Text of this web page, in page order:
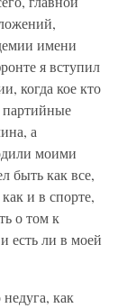
имени
я вступил
когда кое кто
партийные
а
моими
быть как все,
и в спорте,
о том к
есть ли в моей
как